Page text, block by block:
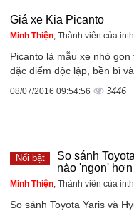
Giá xe Kia Picanto
Minh Thiện , Thành viên của
Picanto là mẫu xe nhỏ
đặc điểm độc lập, bền bỉ
08/07/2016 09:54:56 3446
Nổi bật
So sánh
nào 'ngon' hơn
Minh Thiện , Thành viên của
So sánh Toyota Yaris và